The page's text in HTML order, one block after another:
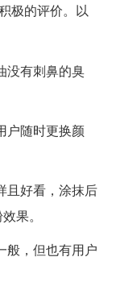
极的评价。以
没有刺鼻的臭
户随时更换颜
且好看，涂抹后
果。
般，但也有用户